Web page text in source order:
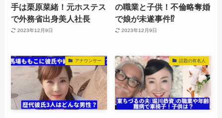
手は栗原菜緒！元ホステス
で外務省出身美人社長
2023年12月9日
の職業と子供！不倫略奪婚
で娘が未遂事件⁉︎
2023年12月9日
アナウンサー 話題の有名人